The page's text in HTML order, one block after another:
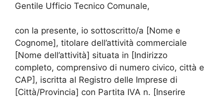
Gentile Ufficio Tecnico Comunale,
con la presente, io sottoscritto/a [Nome e
Cognome], titolare dell’attività commerciale
[Nome dell’attività] situata in [Indirizzo
completo, comprensivo di numero civico, città e
CAP], iscritta al Registro delle Imprese di
[Città/Provincia] con Partita IVA n. [Inserire